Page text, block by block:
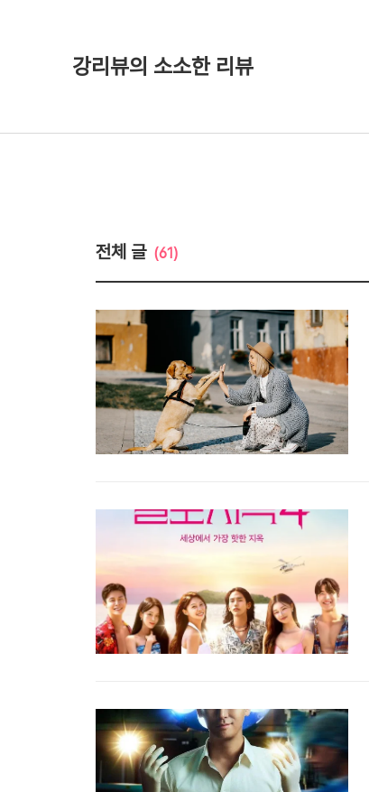
강리뷰의 소소한 리뷰
전체 글 (61)